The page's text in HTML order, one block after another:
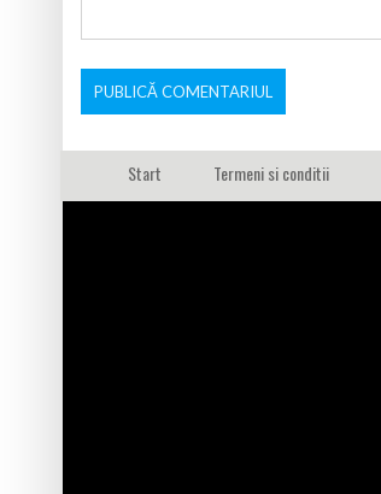
Start Termeni si conditii